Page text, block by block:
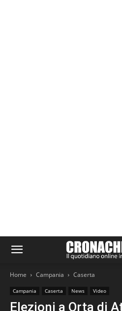
Home Campania Caserta
Campania Caserta News Video
Elezioni a Orta di